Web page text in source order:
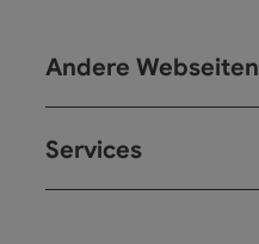
Andere Webseiten
Services